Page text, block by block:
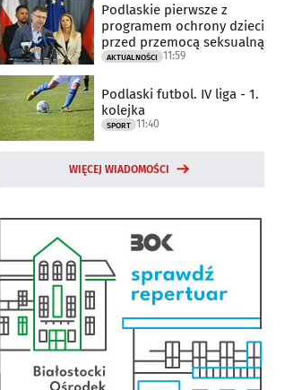
Podlaskie pierwsze z
programem ochrony dzieci
przed przemocą seksualną
AKTUALNOŚCI 11:59
Podlaski futbol. IV liga - 1.
kolejka
SPORT 11:40
WIĘCEJ WIADOMOŚCI